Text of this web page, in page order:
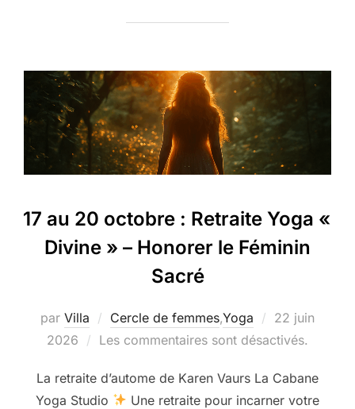
17 au 20 octobre : Retraite Yoga «
Divine » – Honorer le Féminin
Sacré
par Villa Cercle de femmes,Yoga
Publié
le
22 juin
2026
Les commentaires sont désactivés.
La retraite d’autome de Karen Vaurs La Cabane
Yoga Studio
Une retraite pour incarner votre